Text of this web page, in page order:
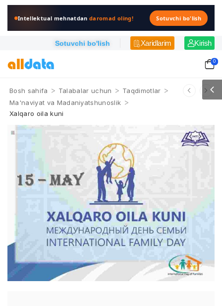
Intellektual mehnatdandaromad oling! Sotuvchi bo'lish
Sotuvchi bo'lish Xaridlarim Kirish
0
Bosh sahifa > Talabalar uchun > Taqdimotlar >
Ma'naviyat va Madaniyatshunoslik >
Xalqaro oila kuni